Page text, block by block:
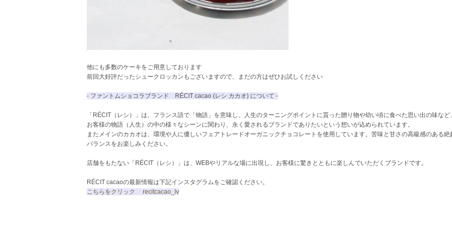
他にも多数のケーキをご用意しております
前回大好評だったシュークロッカンもございますので、まだの方はぜひお試しください
- ファントムショコラブランド RÉCIT cacao (レシ カカオ) について -
「RÉCIT（レシ）」は、フランス語で「物語」を意味し、人生のターニングポイントに貰った贈り物や幼い頃に食べた思い出の味など
お客様の物語（人生）の中の様々なシーンに関わり、永く愛されるブランドでありたいという想いが込められています。
またメインのカカオは、環境や人に優しいフェアトレードオーガニックチョコレートを使用しています。苦味と甘さの高級感のある絶
バランスをお楽しみください。
店舗をもたない「RÉCIT（レシ）」は、WEBやリアルな場に出現し、お客様に驚きとともに楽しんでいただくブランドです。
RÉCIT cacaoの最新情報は下記インスタグラムをご確認ください。
こちらをクリック recitcacao_lv